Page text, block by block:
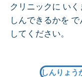
クリニックに い
しんできるかを
してください。
しんりょう